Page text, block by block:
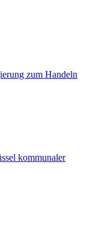
zum Handeln
kommunaler